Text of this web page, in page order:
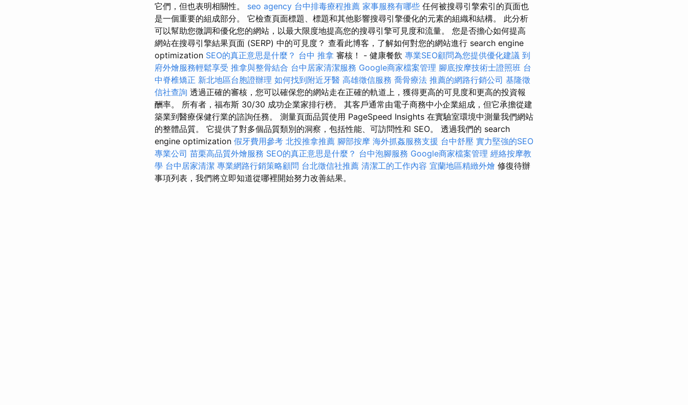
它們，但也表明相關性。 seo agency 台中排毒療程推薦 家事服務有哪些 任何被搜尋引擎索引的頁面也
是一個重要的組成部分。 它檢查頁面標題、標題和其他影響搜尋引擎優化的元素的組織和結構。 此分析
可以幫助您微調和優化您的網站，以最大限度地提高您的搜尋引擎可見度和流量。 您是否擔心如何提高
網站在搜尋引擎結果頁面 (SERP) 中的可見度？ 查看此博客，了解如何對您的網站進行 search engine
optimization SEO的真正意思是什麼？ 台中 推拿 審核！ - 健康餐飲 專業SEO顧問為您提供優化建議 到
府外燴服務輕鬆享受 推拿與整骨結合 台中居家清潔服務 Google商家檔案管理 腳底按摩技術士證照班 台
中脊椎矯正 新北地區台胞證辦理 如何找到附近牙醫 高雄徵信服務 喬骨療法 推薦的網路行銷公司 基隆徵
信社查詢 透過正確的審核，您可以確保您的網站走在正確的軌道上，獲得更高的可見度和更高的投資報
酬率。 所有者，福布斯 30/30 成功企業家排行榜。 其客戶通常由電子商務中小企業組成，但它承擔從建
築業到醫療保健行業的諮詢任務。 測量頁面品質使用 PageSpeed Insights 在實驗室環境中測量我們網站
的整體品質。 它提供了對多個品質類別的洞察，包括性能、可訪問性和 SEO。 透過我們的 search
engine optimization 假牙費用參考 北投推拿推薦 腳部按摩 海外抓姦服務支援 台中舒壓 實力堅強的SEO
專業公司 苗栗高品質外燴服務 SEO的真正意思是什麼？ 台中泡腳服務 Google商家檔案管理 經絡按摩教
學 台中居家清潔 專業網路行銷策略顧問 台北徵信社推薦 清潔工的工作內容 宜蘭地區精緻外燴 修復待辦
事項列表，我們將立即知道從哪裡開始努力改善結果。